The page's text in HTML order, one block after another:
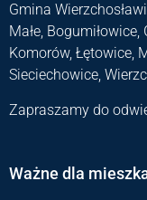
Gmina
Małe,
Komorów, Łętowice,
Sieciechowice,
Zapraszamy do
Ważne dla